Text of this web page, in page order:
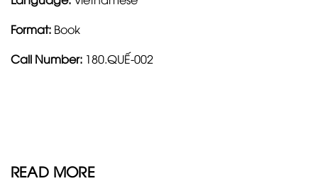
Format: Book
Call Number: 180.QUẾ-002
READ MORE